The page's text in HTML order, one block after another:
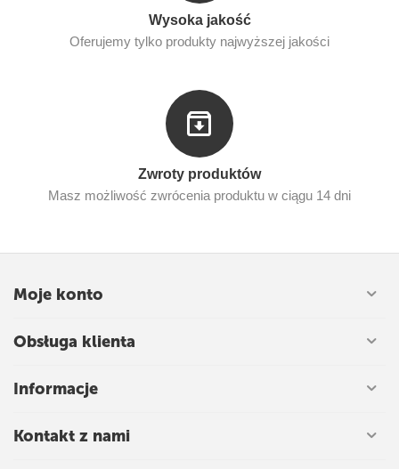
Wysoka jakość
Oferujemy tylko produkty najwyższej jakości
Zwroty produktów
Masz możliwość zwrócenia produktu w ciągu 14 dni
Moje konto
Obsługa klienta
Informacje
Kontakt z nami